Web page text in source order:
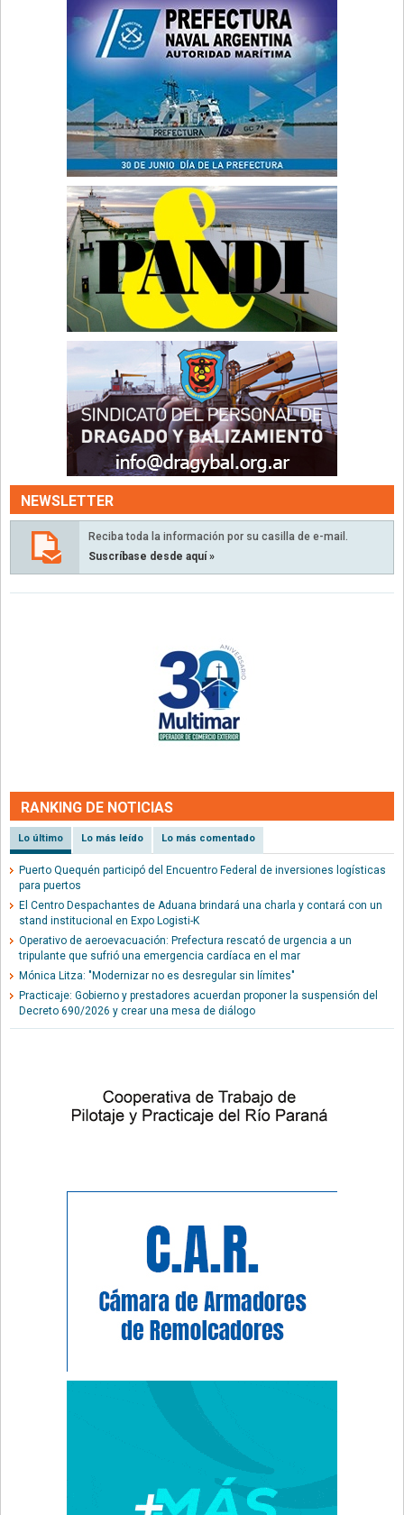
NEWSLETTER
Reciba toda la información por su casilla de e-mail.
Suscríbase desde aquí »
RANKING DE NOTICIAS
Lo último Lo más leído Lo más comentado
Puerto Quequén participó del Encuentro Federal de inversiones logísticas
para puertos
El Centro Despachantes de Aduana brindará una charla y contará con un
stand institucional en Expo Logisti-K
Operativo de aeroevacuación: Prefectura rescató de urgencia a un
tripulante que sufrió una emergencia cardíaca en el mar
Mónica Litza: "Modernizar no es desregular sin límites"
Practicaje: Gobierno y prestadores acuerdan proponer la suspensión del
Decreto 690/2026 y crear una mesa de diálogo